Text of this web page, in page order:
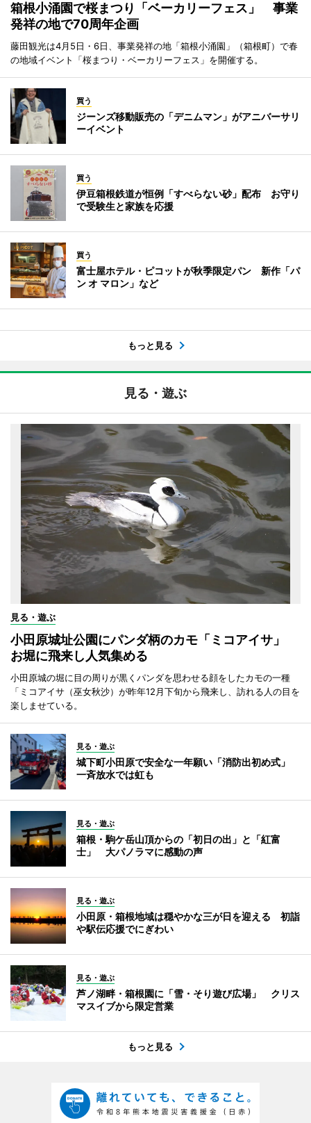
箱根小涌園で桜まつり「ベーカリーフェス」 事業
発祥の地で70周年企画
藤田観光は4月5日・6日、事業発祥の地「箱根小涌園」（箱根町）で春
の地域イベント「桜まつり・ベーカリーフェス」を開催する。
買う
ジーンズ移動販売の「デニムマン」がアニバーサリ
ーイベント
買う
伊豆箱根鉄道が恒例「すべらない砂」配布 お守り
で受験生と家族を応援
買う
富士屋ホテル・ピコットが秋季限定パン 新作「パ
ン オ マロン」など
もっと見る
見る・遊ぶ
見る・遊ぶ
小田原城址公園にパンダ柄のカモ「ミコアイサ」
お堀に飛来し人気集める
小田原城の堀に目の周りが黒くパンダを思わせる顔をしたカモの一種
「ミコアイサ（巫女秋沙）が昨年12月下旬から飛来し、訪れる人の目を
楽しませている。
見る・遊ぶ
城下町小田原で安全な一年願い「消防出初め式」
一斉放水では虹も
見る・遊ぶ
箱根・駒ケ岳山頂からの「初日の出」と「紅富
士」 大パノラマに感動の声
見る・遊ぶ
小田原・箱根地域は穏やかな三が日を迎える 初詣
や駅伝応援でにぎわい
見る・遊ぶ
芦ノ湖畔・箱根園に「雪・そり遊び広場」 クリス
マスイブから限定営業
もっと見る